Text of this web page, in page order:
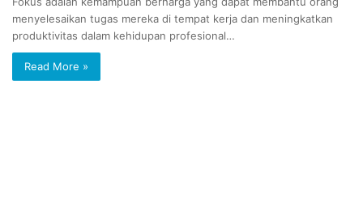
menyelesaikan tugas mereka di tempat kerja dan meningkatkan
produktivitas dalam kehidupan profesional…
Read More »